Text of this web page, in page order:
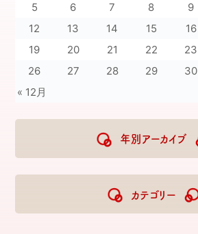
« 12月
5
6 7 8 9
12
13 14 15 16
19
20 21 22 23
26
27 28 29 30
年別アーカイブ
2023
カテゴリー